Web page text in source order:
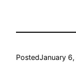
PostedJanuary